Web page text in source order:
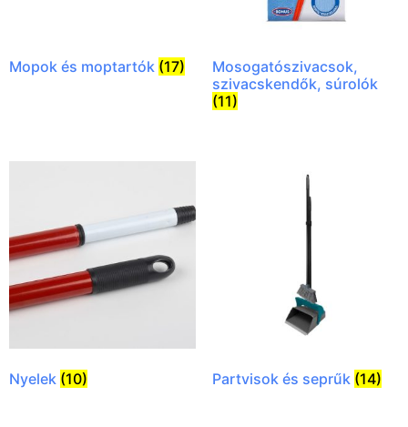
Mopok és moptartók (17)
Mosogatószivacsok,
szivacskendők, súrolók
(11)
Nyelek (10) Partvisok és seprűk (14)